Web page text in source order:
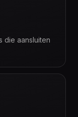
die aansluiten